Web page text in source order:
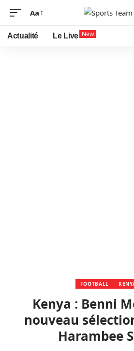
Aa
Actualité Le Live New
FOOTBALL
Kenya : Benni
nouveau
Harambee